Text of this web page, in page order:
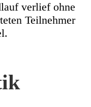
verlief ohne
Teilnehmer